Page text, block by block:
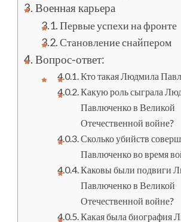
Военная карьера
Первые успехи на фронте
Становление снайпером
Вопрос-ответ:
Кто такая Людмила
Какую роль сыграла
Павлюченко в Великой
Отечественной войне?
Сколько убийств
Павлюченко во время
Каковы были подвиги
Павлюченко в Великой
Отечественной войне?
Какая была биография